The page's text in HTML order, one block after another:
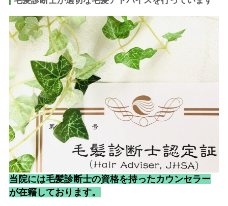
当院には毛髪診断士の資格を持ったカウンセラー
が在籍しております。